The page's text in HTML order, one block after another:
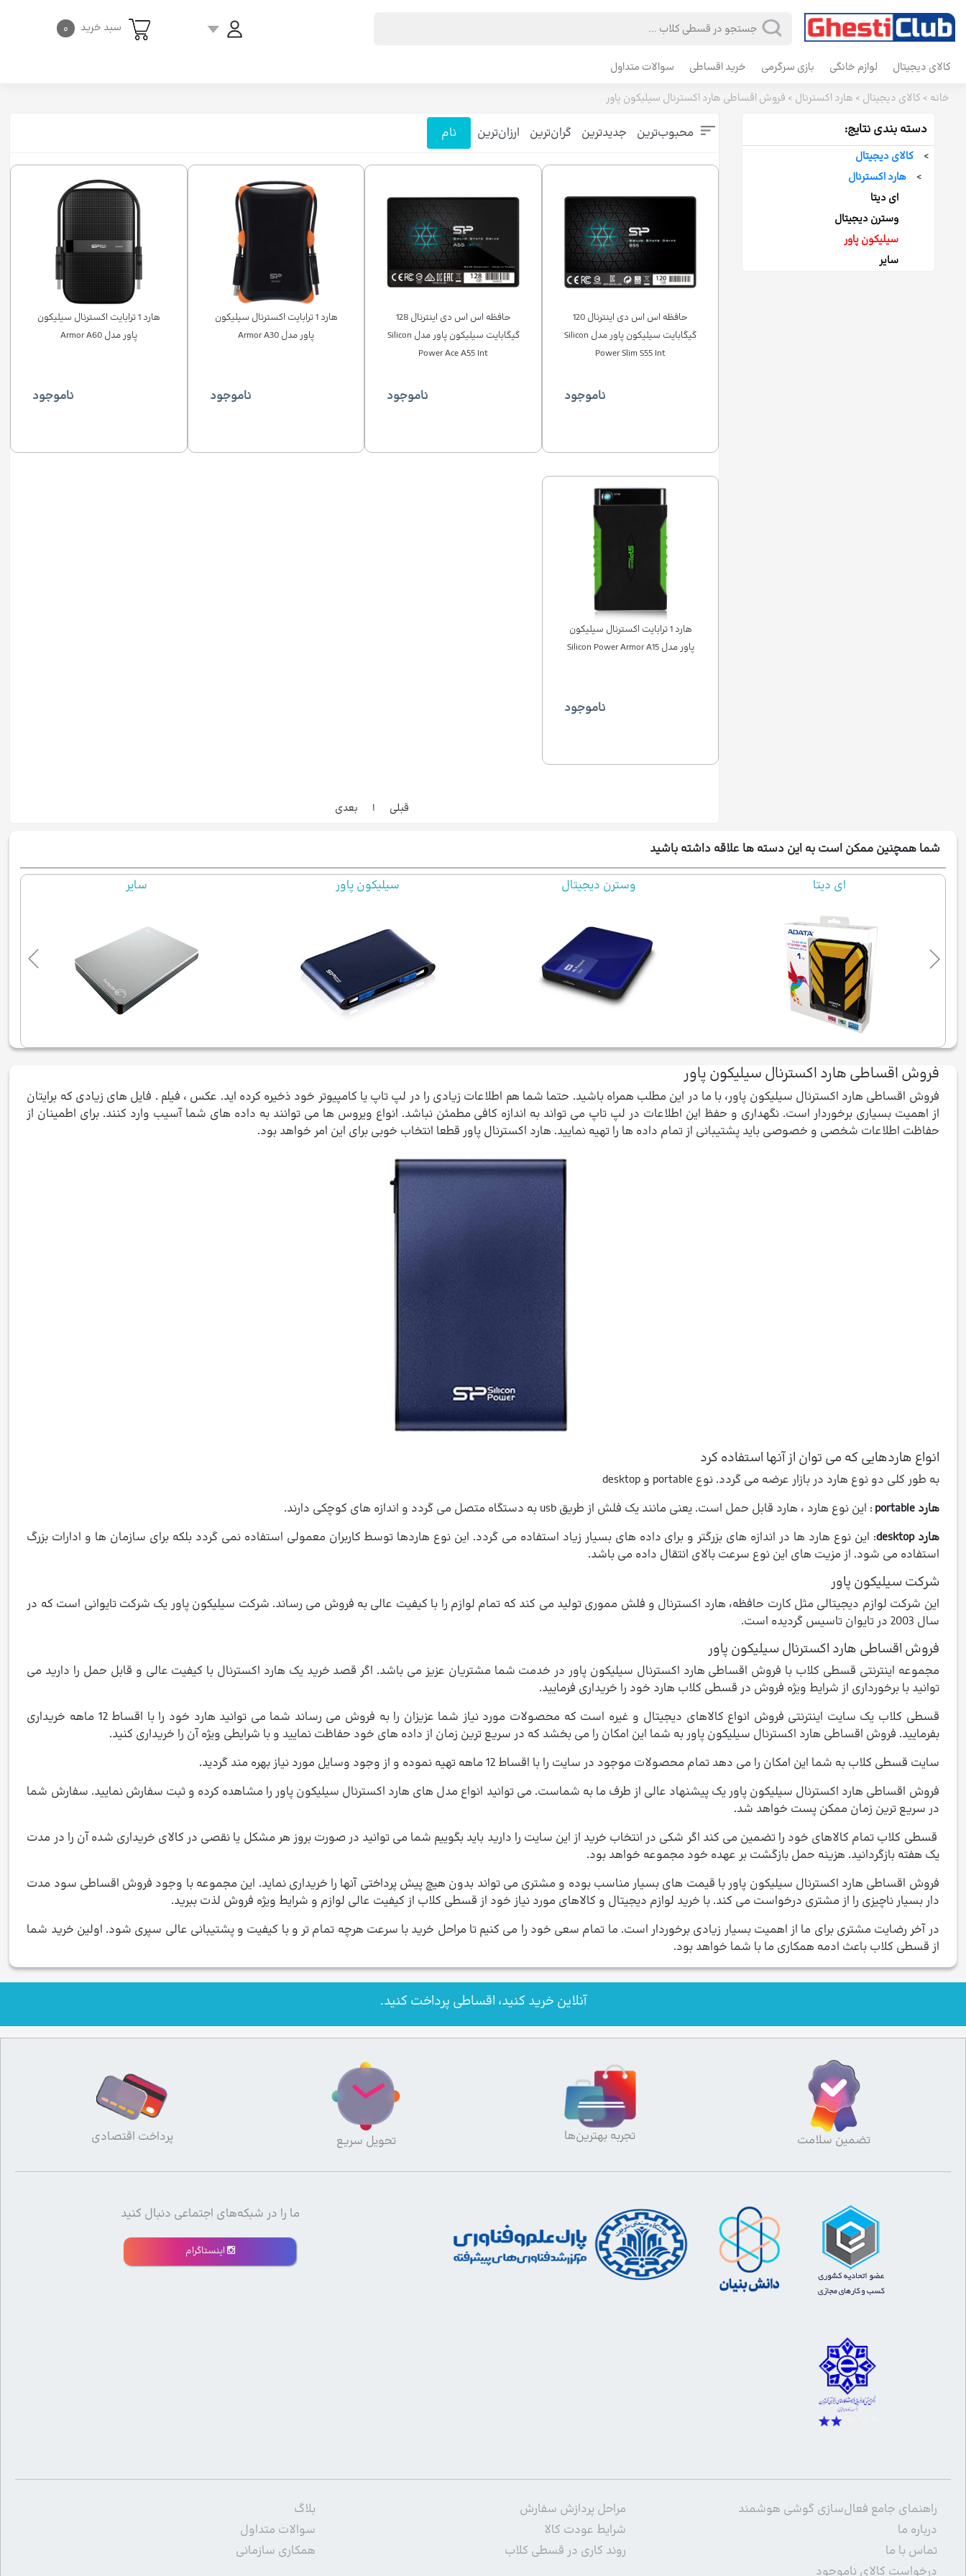
سبد خرید ۰
کالای دیجیتال لوازم خانگی بازی سرگرمی خرید اقساطی سوالات متداول
خانه > کالای دیجیتال > هارد اکسترنال > فروش اقساطی هارد اکسترنال سیلیکون پاور
محبوب‌ترین جدیدترین گران‌ترین ارزان‌ترین نام
حافظه اس اس دی اینترنال 120
گیگابایت سیلیکون پاور مدل Silicon
Power Slim S55 Int
ناموجود
حافظه اس اس دی اینترنال 128
گیگابایت سیلیکون پاور مدل Silicon
Power Ace A55 Int
ناموجود
هارد 1 ترابایت اکسترنال سیلیکون
پاور مدل Armor A30
ناموجود
هارد 1 ترابایت اکسترنال سیلیکون
پاور مدل Armor A60
ناموجود
هارد 1 ترابایت اکسترنال سیلیکون
پاور مدل Silicon Power Armor A15
ناموجود
قبلی ۱ بعدی
دسته بندی نتایج:
>
کالای دیجیتال
>
هارد اکسترنال
ای دیتا
وسترن دیجیتال
سیلیکون پاور
سایر
شما همچنین ممکن است به این دسته ها علاقه داشته باشید
وسترن دیجیتال سیلیکون پاور سایر ای دیتا
فروش اقساطی هارد اکسترنال سیلیکون پاور
فروش اقساطی هارد اکسترنال سیلیکون پاور، با ما در این مطلب همراه باشید. حتما شما هم اطلاعات زیادی را در لپ تاپ یا کامپیوتر خود ذخیره کرده اید. عکس ، فیلم . فایل های زیادی که برایتان
از اهمیت بسیاری برخوردار است. نگهداری و حفظ این اطلاعات در لپ تاپ می تواند به اندازه کافی مطمئن نباشد. انواع ویروس ها می توانند به داده های شما آسیب وارد کنند. برای اطمینان از
حفاظت اطلاعات شخصی و خصوصی باید پشتیبانی از تمام داده ها را تهیه نمایید. هارد اکسترنال پاور قطعا انتخاب خوبی برای این امر خواهد بود.
انواع هاردهایی که می توان از آنها استفاده کرد
به طور کلی دو نوع هارد در بازار عرضه می گردد. نوع portable و desktop
هارد portable
: این نوع هارد ، هارد قابل حمل است. یعنی مانند یک فلش از طریق usb به دستگاه متصل می گردد و اندازه های کوچکی دارند.
هارد desktop
: این نوع هارد ها در اندازه های بزرگتر و برای داده های بسیار زیاد استفاده می گردد. این نوع هاردها توسط کاربران معمولی استفاده نمی گردد بلکه برای سازمان ها و ادارات بزرگ
استفاده می شود. از مزیت های این نوع سرعت بالای انتقال داده می باشد.
شرکت سیلیکون پاور
این شرکت لوازم دیجیتالی مثل کارت حافظه، هارد اکسترنال و فلش مموری تولید می کند که تمام لوازم را با کیفیت عالی به فروش می رساند. شرکت سیلیکون پاور یک شرکت تایوانی است که در
سال 2003 در تایوان تاسیس گردیده است.
فروش اقساطی هارد اکسترنال سیلیکون پاور
مجموعه اینترنتی قسطی کلاب با فروش اقساطی هارد اکسترنال سیلیکون پاور در خدمت شما مشتریان عزیز می باشد. اگر قصد خرید یک هارد اکسترنال با کیفیت عالی و قابل حمل را دارید می
توانید با برخورداری از شرایط ویژه فروش در قسطی کلاب هارد خود را خریداری فرمایید.
قسطی کلاب یک سایت اینترنتی فروش انواع کالاهای دیجیتال و غیره است که محصولات مورد نیاز شما عزیزان را به فروش می رساند شما می توانید هارد خود را با اقساط 12 ماهه خریداری
بفرمایید. فروش اقساطی هارد اکسترنال سیلیکون پاور به شما این امکان را می بخشد که در سریع ترین زمان از داده های خود حفاظت نمایید و با شرایطی ویژه آن را خریداری کنید.
سایت قسطی کلاب به شما این امکان را می دهد تمام محصولات موجود در سایت را با اقساط 12 ماهه تهیه نموده و از وجود وسایل مورد نیاز بهره مند گردید.
فروش اقساطی هارد اکسترنال سیلیکون پاور یک پیشنهاد عالی از طرف ما به شماست. می توانید انواع مدل های هارد اکسترنال سیلیکون پاور را مشاهده کرده و ثبت سفارش نمایید. سفارش شما
در سریع ترین زمان ممکن پست خواهد شد.
قسطی کلاب تمام کالاهای خود را تضمین می کند اگر شکی در انتخاب خرید از این سایت را دارید باید بگوییم شما می توانید در صورت بروز هر مشکل یا نقصی در کالای خریداری شده آن را در مدت
یک هفته بازگردانید. هزینه حمل بازگشت بر عهده خود مجموعه خواهد بود.
فروش اقساطی هارد اکسترنال سیلیکون پاور با قیمت های بسیار مناسب بوده و مشتری می تواند بدون هیچ پیش پرداختی آنها را خریداری نماید. این مجموعه با وجود فروش اقساطی سود مدت
دار بسیار ناچیزی را از مشتری درخواست می کند. با خرید لوازم دیجیتال و کالاهای مورد نیاز خود از قسطی کلاب از کیفیت عالی لوازم و شرایط ویژه فروش لذت ببرید.
در آخر رضایت مشتری برای ما از اهمیت بسیار زیادی برخوردار است. ما تمام سعی خود را می کنیم تا مراحل خرید با سرعت هرچه تمام تر و با کیفیت و پشتیبانی عالی سپری شود. اولین خرید شما
از قسطی کلاب باعث ادمه همکاری ما با شما خواهد بود.
آنلاین خرید کنید، اقساطی پرداخت کنید.
تضمین سلامت تجربه بهترین‌ها تحویل سریع پرداخت اقتصادی
ما را در شبکه‌های اجتماعی دنبال کنید
اینستاگرام
راهنمای جامع فعال‌سازی گوشی هوشمند مراحل پردازش سفارش
بلاگ
درباره ما
شرایط عودت کالا
سوالات متداول
تماس با ما
روند کاری در قسطی کلاب
همکاری سازمانی
درخواست کالای ناموجود